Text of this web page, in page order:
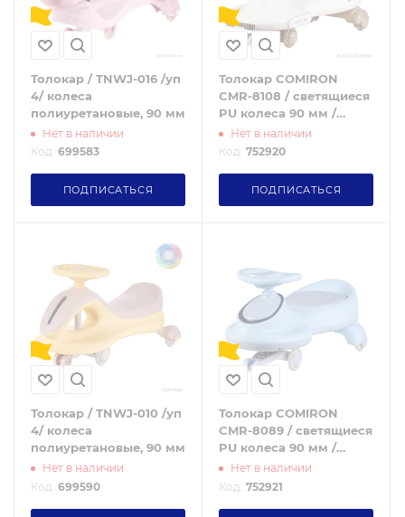
Толокар / TNWJ-016 /уп
4/ колеса
полиуретановые, 90 мм
Нет в наличии
Код: 699583
ПОДПИСАТЬСЯ
Толокар COMIRON
CMR-8108 / светящиеся
PU колеса 90 мм /
Белый / уп4
Нет в наличии
Код: 752920
ПОДПИСАТЬСЯ
Толокар / TNWJ-010 /уп
4/ колеса
полиуретановые, 90 мм
Нет в наличии
Код: 699590
Толокар COMIRON
CMR-8089 / светящиеся
PU колеса 90 мм /
Голубой / уп4
Нет в наличии
Код: 752921